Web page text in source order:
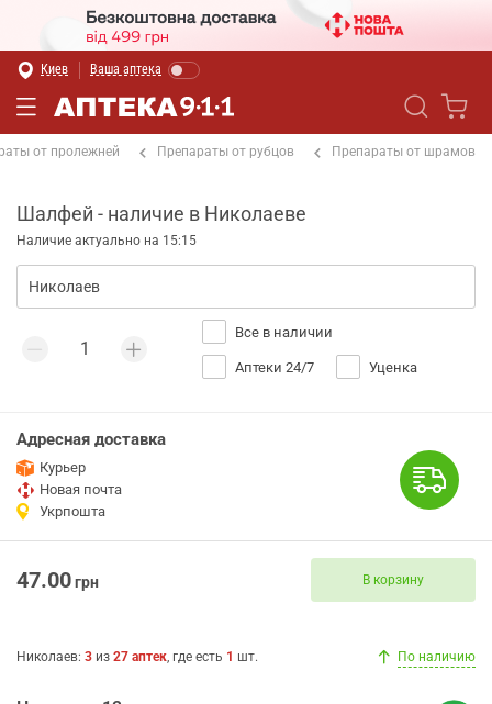
Киев Ваша аптека
от пролежней Препараты от рубцов Препараты от шрамов
Шалфей - наличие в Николаеве
Наличие актуально на 15:15
Все в наличии
Аптеки 24/7 Уценка
Адресная доставка
Курьер
Новая почта
Укрпошта
47.00грн В корзину
Николаев: 3 из 27 аптек, где есть 1 шт. По наличию